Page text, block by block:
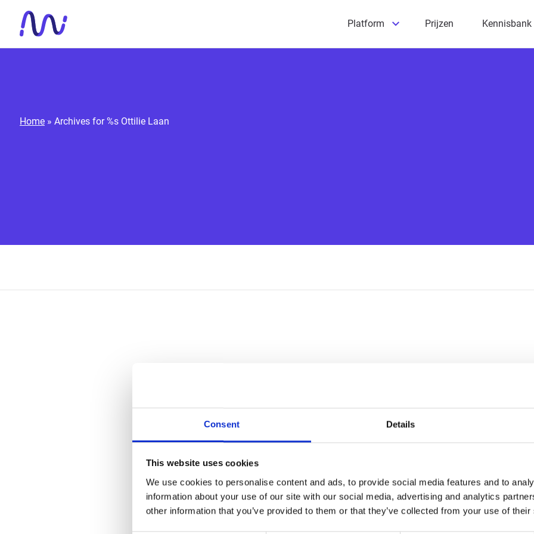
Consent Details
This website uses cookies
We use cookies to personalise content and ads, to provide social media features and to
information about your use of our site with our social media, advertising and analytics
other information that you’ve provided to them or that they’ve collected from your use of
Platform
Prijzen Kennisbank
Home » Archives for %s Ottilie Laan
Wat de Wkb wel en niet